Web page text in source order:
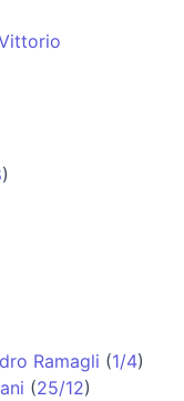
)
Ramagli (1/4)
(25/12)